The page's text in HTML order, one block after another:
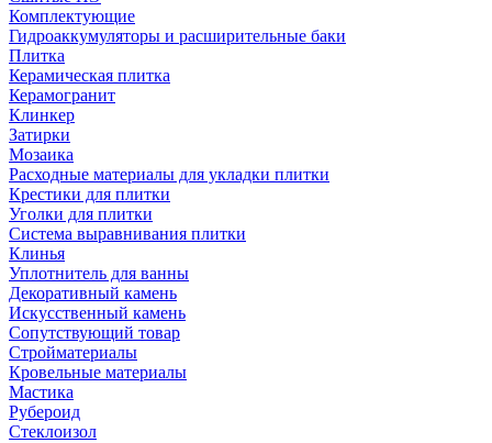
Комплектующие
Гидроаккумуляторы и расширительные баки
Плитка
Керамическая плитка
Керамогранит
Клинкер
Затирки
Мозаика
Расходные материалы для укладки плитки
Крестики для плитки
Уголки для плитки
Система выравнивания плитки
Клинья
Уплотнитель для ванны
Декоративный камень
Искусственный камень
Сопутствующий товар
Стройматериалы
Кровельные материалы
Мастика
Рубероид
Стеклоизол